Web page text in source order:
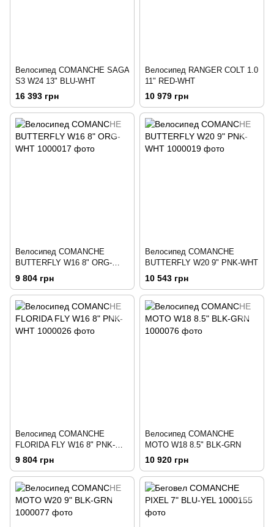
Велосипед COMANCHE SAGA
S3 W24 13" BLU-WHT
16 393 грн
Велосипед RANGER COLT 1.0
11" RED-WHT
10 979 грн
Велосипед COMANCHE
BUTTERFLY W16 8" ORG-
WHT
9 804 грн
Велосипед COMANCHE
BUTTERFLY W20 9" PNK-WHT
10 543 грн
Велосипед COMANCHE
FLORIDA FLY W16 8" PNK-
WHT
9 804 грн
Велосипед COMANCHE
MOTO W18 8.5" BLK-GRN
10 920 грн